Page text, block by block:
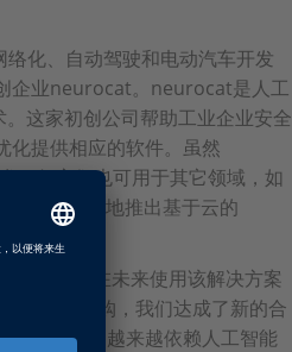
化、自动驾驶和电动汽车开发
企业neurocat。neurocat是人工
这家初创公司帮助工业企业安全
化提供相应的软件。虽然
，但它们也可用于其它领域，如
希望更快地推出基于云的
平台，并在未来使用该解决方案
次部分收购，我们达成了新的合
的解决方案越来越依赖人工智能